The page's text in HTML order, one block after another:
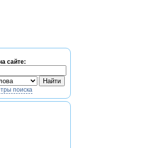
сайте:
поиска